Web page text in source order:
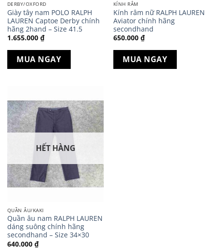
DERBY/OXFORD
Giày tây nam POLO RALPH
LAUREN Captoe Derby chính
hãng 2hand – Size 41.5
1.655.000 ₫
MUA NGAY
KÍNH RÂM
Kính râm nữ RALPH LAUREN
Aviator chính hãng
secondhand
650.000 ₫
MUA NGAY
HẾT HÀNG
QUẦN ÂU/KAKI
Quần âu nam RALPH LAUREN
dáng suông chính hãng
secondhand – Size 34×30
640.000 ₫